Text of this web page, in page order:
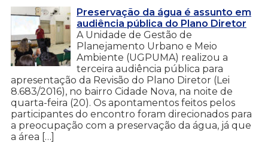
Preservação da água é assunto em
audiência pública do Plano Diretor
A Unidade de Gestão de
Planejamento Urbano e Meio
Ambiente (UGPUMA) realizou a
terceira audiência pública para
apresentação da Revisão do Plano Diretor (Lei
8.683/2016), no bairro Cidade Nova, na noite de
quarta-feira (20). Os apontamentos feitos pelos
participantes do encontro foram direcionados para
a preocupação com a preservação da água, já que
a área […]